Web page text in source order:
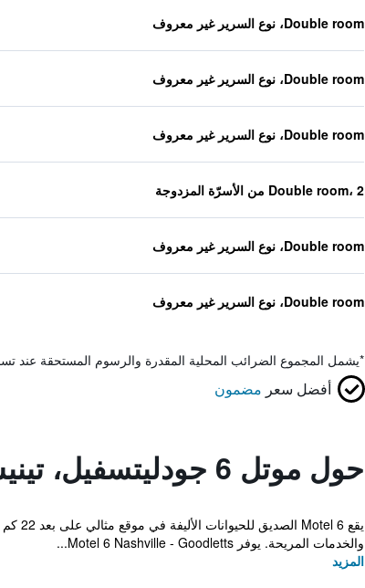
Double room، نوع السرير غير معروف
Double room، نوع السرير غير معروف
Double room، نوع السرير غير معروف
Double room، 2 من الأسرّة المزدوجة
Double room، نوع السرير غير معروف
Double room، نوع السرير غير معروف
*يشمل المجموع الضرائب المحلية المقدرة والرسوم المستحقة عند
أفضل سعر مضمون
حول موتل 6 جودليتسفيل، تينيسي - ناشفيل
والخدمات المريحة. يوفر Motel 6 Nashville - Goodletts...
المزيد